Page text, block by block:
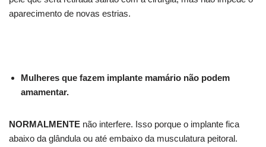
aparecimento de novas estrias.
Mulheres que fazem implante mamário não podem
amamentar.
NORMALMENTE não interfere. Isso porque o implante fica
abaixo da glândula ou até embaixo da musculatura peitoral.